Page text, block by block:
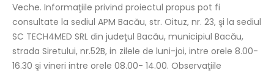
Veche. Informaţiile privind proiectul propus pot fi
consultate la sediul APM Bacău, str. Oituz, nr. 23, şi la sediul
SC TECH4MED SRL din judeţul Bacău, municipiul Bacău,
strada Siretului, nr.52B, in zilele de luni-joi, intre orele 8.00-
16.30 şi vineri intre orele 08.00- 14.00. Observaţiile